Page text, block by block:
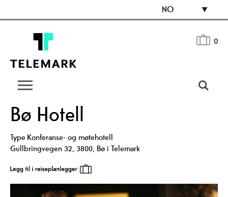
NO
0
Bø Hotell
TypeKonferanse- og møtehotell
Gullbringvegen 32, 3800, Bø i Telemark